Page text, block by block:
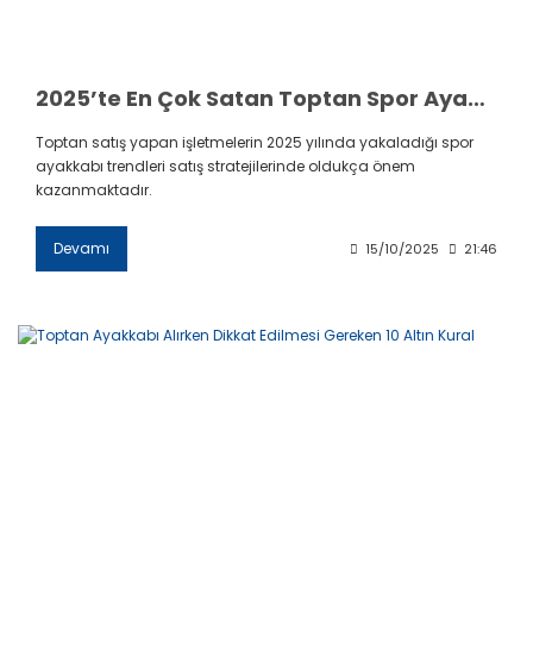
2025’te En Çok Satan Toptan Spor Ayakkabı Trendleri
Toptan satış yapan işletmelerin 2025 yılında yakaladığı spor
ayakkabı trendleri satış stratejilerinde oldukça önem
kazanmaktadır.
Devamı 15/10/2025 21:46